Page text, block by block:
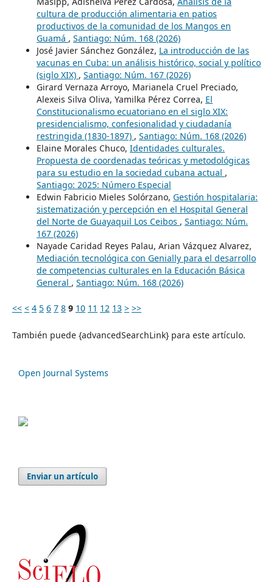
cultura de producción alimentaria en patios
productivos de la comunidad de los Mangos en
Guamá , Santiago: Núm. 168 (2026)
José Javier Sánchez González, La introducción de las
vacunas en Cuba: un análisis histórico, social y político
(siglo XIX) , Santiago: Núm. 167 (2026)
Girard Vernaza Arroyo, Marianela Cruel Preciado,
Alexeis Silva Oliva, Yamilka Pérez Correa, El
Constitucionalismo ecuatoriano en el siglo XIX:
presidencialismo, confesionalidad y ciudadanía
restringida (1830-1897) , Santiago: Núm. 168 (2026)
Elaine Morales Chuco, Identidades culturales.
Propuesta de coordenadas teóricas y metodológicas
para su estudio en la sociedad cubana actual ,
Santiago: 2025: Número Especial
Edwin Fabricio Mieles Solórzano, Gestión hospitalaria:
sistematización y percepción en el Hospital General
del Norte de Guayaquil Los Ceibos , Santiago: Núm.
167 (2026)
Nayade Caridad Reyes Palau, Arian Vázquez Alvarez,
Mediación tecnológica con Genially para el desarrollo
de competencias culturales en la Educación Básica
General , Santiago: Núm. 168 (2026)
<< < 4 5 6 7 8 9 10 11 12 13 > >>
También puede {advancedSearchLink} para este artículo.
Open Journal Systems
Enviar un artículo